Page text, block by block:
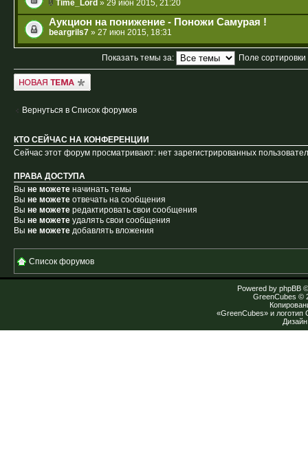
Time_Lord » 29 июн 2015, 21:20
Аукцион на понижение - Поножи Самурая !
beargrils7 » 27 июн 2015, 18:31
Показать темы за: Поле сортировки
Новая тема
Вернуться в Список форумов
КТО СЕЙЧАС НА КОНФЕРЕНЦИИ
Сейчас этот форум просматривают: нет зарегистрированных
ПРАВА ДОСТУПА
Вы не можете начинать темы
Вы не можете отвечать на сообщения
Вы не можете редактировать свои сообщения
Вы не можете удалять свои сообщения
Вы не можете добавлять вложения
Список форумов
Powered by phpBB
GreenCubes ©
«GreenCubes» и